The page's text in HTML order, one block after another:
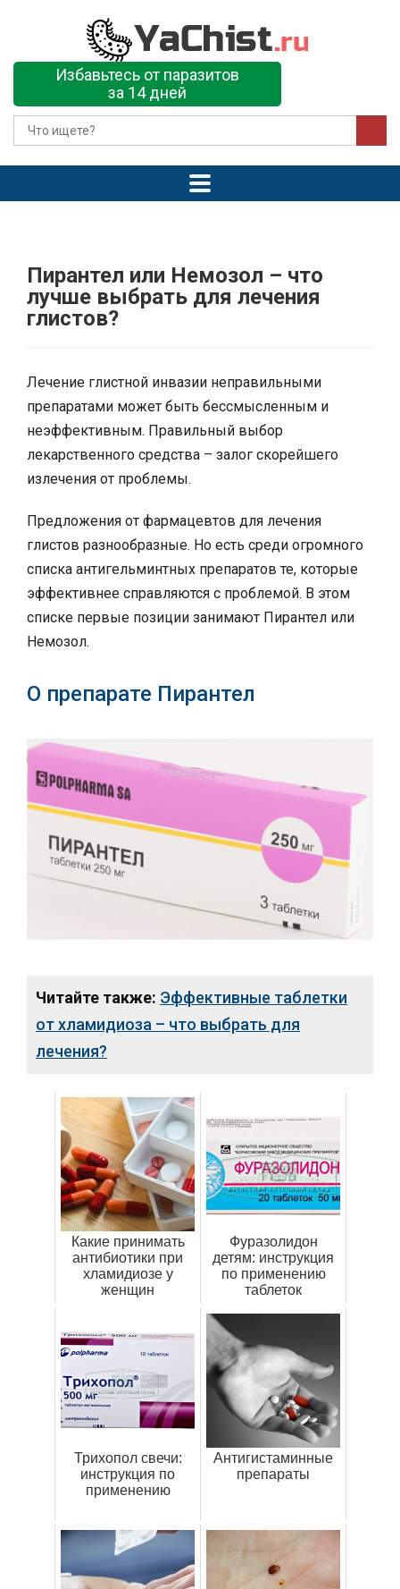
Избавьтесь от паразитов
за 14 дней
Пирантел или Немозол – что
лучше выбрать для лечения
глистов?
Лечение глистной инвазии неправильными
препаратами может быть бессмысленным и
неэффективным. Правильный выбор
лекарственного средства – залог скорейшего
излечения от проблемы.
Предложения от фармацевтов для лечения
глистов разнообразные. Но есть среди огромного
списка антигельминтных препаратов те, которые
эффективнее справляются с проблемой. В этом
списке первые позиции занимают Пирантел или
Немозол.
О препарате Пирантел
Читайте также: Эффективные таблетки
от хламидиоза – что выбрать для
лечения?
Какие принимать
антибиотики при
хламидиозе у
женщин
Фуразолидон
детям: инструкция
по применению
таблеток
Трихопол свечи:
инструкция по
применению
Антигистаминные
препараты